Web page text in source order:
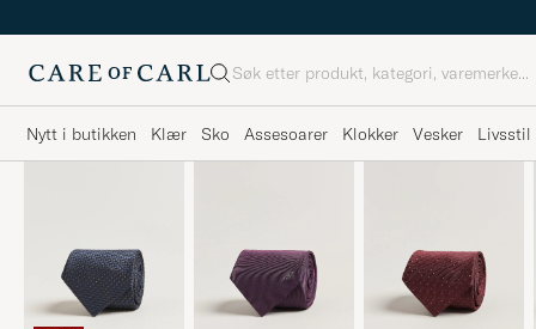
Søk
Nytt i butikken Klær Sko Assesoarer Klokker Vesker Livsstil